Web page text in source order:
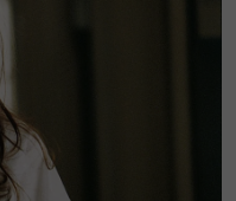
Hello Doktor di TV3
drama siri
Suri Hati 2,"
Adriana Adnan